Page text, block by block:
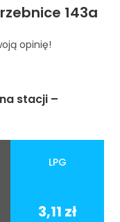
143a
opinię!
stacji –
LPG
3,11 zł